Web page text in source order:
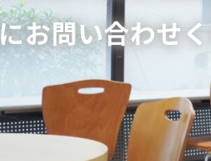
お問い合わせ